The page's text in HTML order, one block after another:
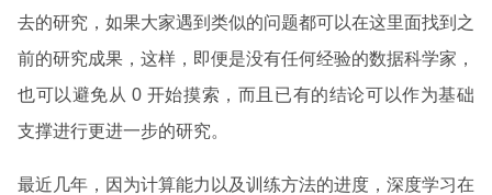
去的研究，如果大家遇到类似的问题都可以在这里面找到之
前的研究成果，这样，即便是没有任何经验的数据科学家，
也可以避免从 0 开始摸索，而且已有的结论可以作为基础
支撑进行更进一步的研究。
最近几年，因为计算能力以及训练方法的进度，深度学习在